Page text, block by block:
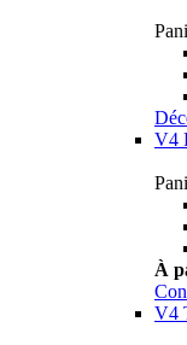
V4
À
V4